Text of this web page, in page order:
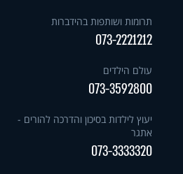
תרומות ושותפות בהידברות
073-2221212
עולם הילדים
073-3592800
יעוץ לילדות בסיכון והדרכה להורים -
אתגר
073-3333320